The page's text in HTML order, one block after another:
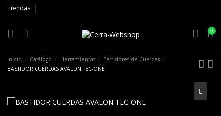
Tiendas
0
Inicio Catálogo Herramientas
Bastidores de Cuerdas
BASTIDOR CUERDAS AVALON TEC-ONE